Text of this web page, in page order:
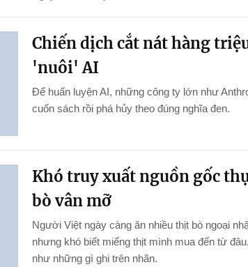
Chiến dịch cắt nát hàng
'nuôi' AI
Để huấn luyện AI, những công ty lớn như
cuốn sách rồi phá hủy theo đúng nghĩa đen.
Khó truy xuất nguồn gốc
bò vân mỡ
Người Việt ngày càng ăn nhiều thịt bò ngoại
nhưng khó biết miếng thịt mình mua đến từ
như những gì ghi trên nhãn.